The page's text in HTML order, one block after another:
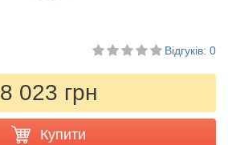
Відгуків: 0
8 023 грн
Купити